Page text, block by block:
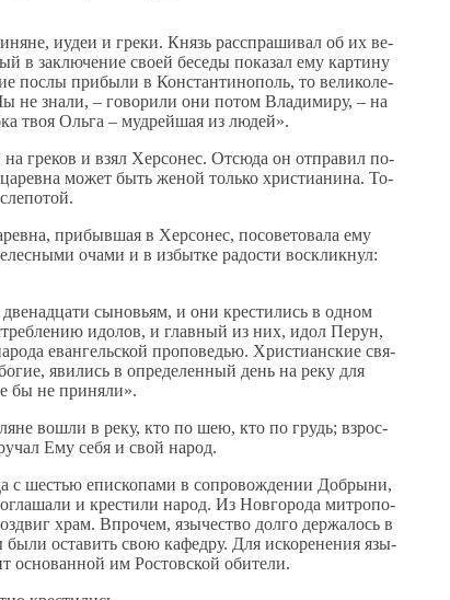
иудеи и гре­ки. Князь рас­спра­ши­вал об их ве­
в за­клю­че­ние сво­ей бе­се­ды по­ка­зал ему кар­ти­ну
по­слы при­бы­ли в Кон­стан­ти­но­поль, то ве­ли­ко­ле­
не зна­ли, – го­во­ри­ли они по­том Вла­ди­ми­ру, – на
твоя Оль­га – муд­рей­шая из лю­дей».
гре­ков и взял Хер­со­нес. От­сю­да он от­пра­вил по­
мо­жет быть же­ной толь­ко хри­сти­а­ни­на. То­
при­быв­шая в Хер­со­нес, по­со­ве­то­ва­ла ему
оча­ми и в из­быт­ке ра­до­сти вос­клик­нул:
сы­но­вьям, и они кре­сти­лись в од­ном
идо­лов, и глав­ный из них, идол Пе­рун,
еван­гель­ской про­по­ве­дью. Хри­сти­ан­ские свя­
яви­лись в опре­де­лен­ный день на ре­ку для
бы не при­ня­ли».
во­шли в ре­ку, кто по шею, кто по грудь; взрос­
Ему се­бя и свой на­род.
с ше­стью епи­ско­па­ми в со­про­вож­де­нии Доб­ры­ни,
и кре­сти­ли на­род. Из Нов­го­ро­да мит­ро­по­
храм. Впро­чем, язы­че­ство дол­го дер­жа­лось в
оста­вить свою ка­фед­ру. Для ис­ко­ре­не­ния язы­
ос­но­ван­ной им Ро­стов­ской оби­те­ли.